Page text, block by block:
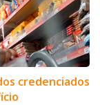
credenciados